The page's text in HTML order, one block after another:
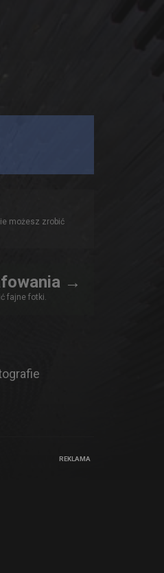
możesz zrobić
→
fajne fotki.
REKLAMA